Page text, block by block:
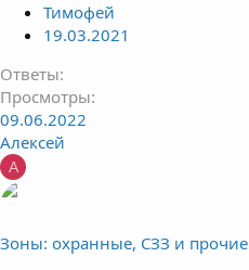
Тимофей
19.03.2021
Ответы
Просмотры
09.06.2022
Алексей
А
Зоны: охранные, СЗЗ и прочие